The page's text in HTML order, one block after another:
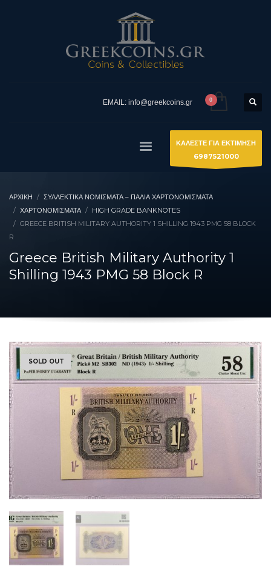
EMAIL: info@greekcoins.gr
ΚΑΛΕΣΤΕ ΓΙΑ ΕΚΤΙΜΗΣΗ
6987521000
ΑΡΧΙΚΉ
ΣΥΛΛΕΚΤΙΚΆ ΝΟΜΊΣΜΑΤΑ – ΠΑΛΙΆ ΧΑΡΤΟΝΟΜΊΣΜΑΤΑ
ΧΑΡΤΟΝΟΜΙΣΜΑΤΑ
HIGH GRADE BANKNOTES
GREECE BRITISH MILITARY AUTHORITY 1 SHILLING 1943 PMG 58 BLOCK
R
Greece British Military Authority 1
Shilling 1943 PMG 58 Block R
SOLD OUT